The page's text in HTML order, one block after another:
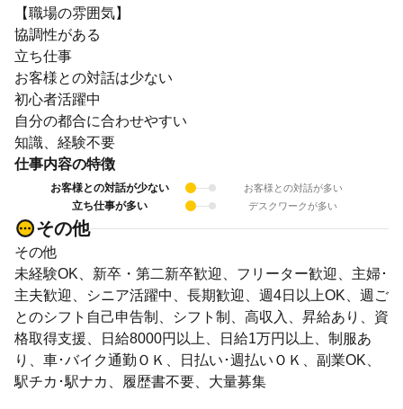
【職場の雰囲気】
協調性がある
立ち仕事
お客様との対話は少ない
初心者活躍中
自分の都合に合わせやすい
知識、経験不要
仕事内容の特徴
お客様との対話が少ない お客様との対話が多い
立ち仕事が多い デスクワークが多い
その他
その他
未経験OK、新卒・第二新卒歓迎、フリーター歓迎、主婦･
主夫歓迎、シニア活躍中、長期歓迎、週4日以上OK、週ご
とのシフト自己申告制、シフト制、高収入、昇給あり、資
格取得支援、日給8000円以上、日給1万円以上、制服あ
り、車･バイク通勤ＯＫ、日払い･週払いＯＫ、副業OK、
駅チカ･駅ナカ、履歴書不要、大量募集